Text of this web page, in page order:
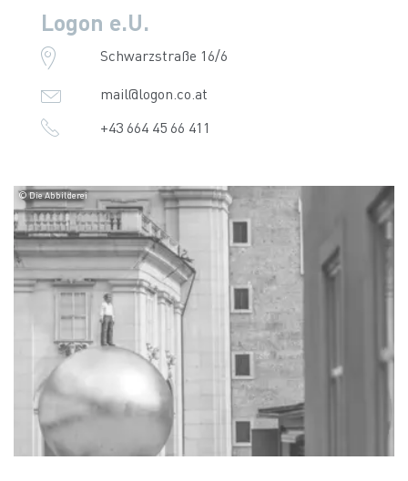
Logon e.U.
Schwarzstraße 16/6
mail@logon.co.at
+43 664 45 66 411
© Die Abbilderei